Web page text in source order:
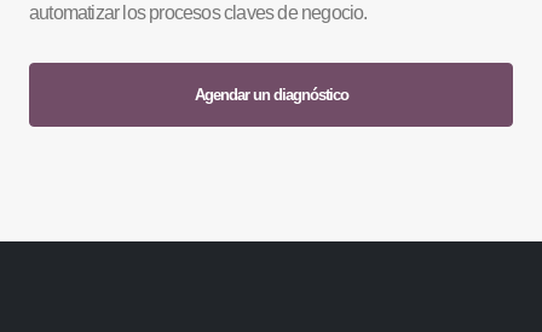
automatizar los procesos claves de negocio.
Agendar un diagnóstico